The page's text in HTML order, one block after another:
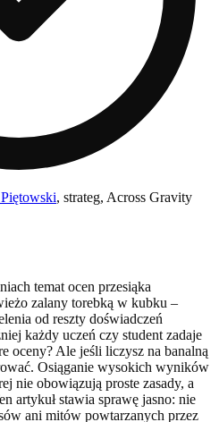
, strateg, Across Gravity
temat ocen przesiąka
zalany torebką w kubku –
od reszty doświadczeń
każdy uczeń czy student zadaje
oceny? Ale jeśli liczysz na banalną
Osiąganie wysokich wyników
nie obowiązują proste zasady, a
artykuł stawia sprawę jasno: nie
ani mitów powtarzanych przez